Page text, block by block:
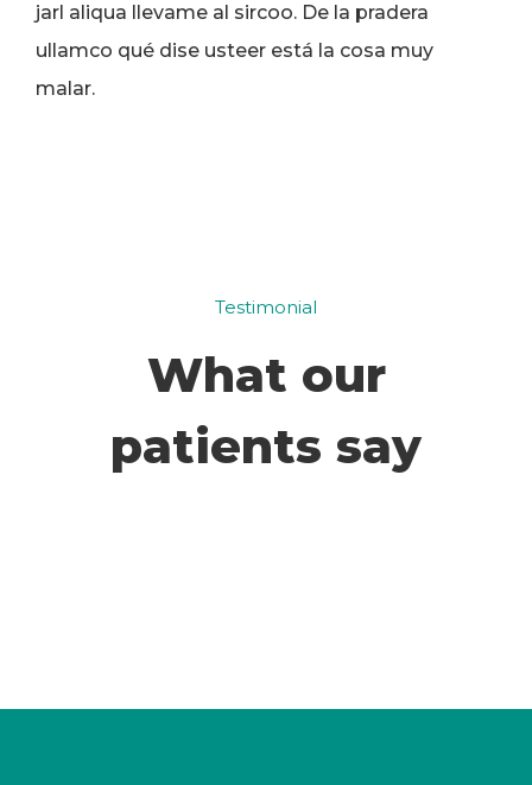
jarl aliqua llevame al sircoo. De la pradera
ullamco qué dise usteer está la cosa muy
malar.
Testimonial
What our
patients say